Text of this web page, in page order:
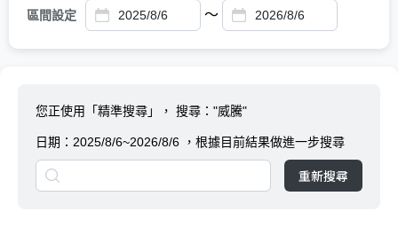
區間設定 ～
您正使用「精準搜尋」， 搜尋："威騰"
日期： 2025/8/6~2026/8/6 ，根據目前結果做進一步搜尋
重新搜尋